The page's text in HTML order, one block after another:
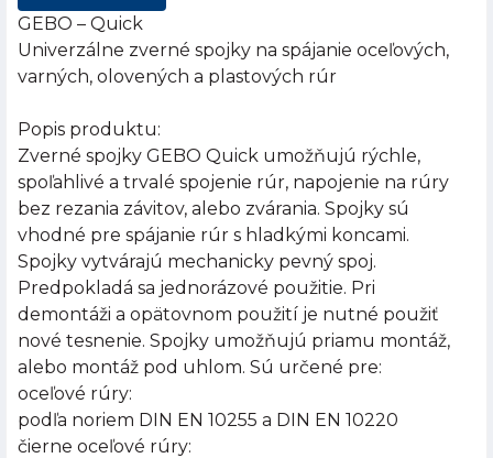
GEBO – Quick
Univerzálne zverné spojky na spájanie oceľových,
varných, olovených a plastových rúr
Popis produktu:
Zverné spojky GEBO Quick umožňujú rýchle,
spoľahlivé a trvalé spojenie rúr, napojenie na rúry
bez rezania závitov, alebo zvárania. Spojky sú
vhodné pre spájanie rúr s hladkými koncami.
Spojky vytvárajú mechanicky pevný spoj.
Predpokladá sa jednorázové použitie. Pri
demontáži a opätovnom použití je nutné použiť
nové tesnenie. Spojky umožňujú priamu montáž,
alebo montáž pod uhlom. Sú určené pre:
oceľové rúry:
podľa noriem DIN EN 10255 a DIN EN 10220
čierne oceľové rúry: